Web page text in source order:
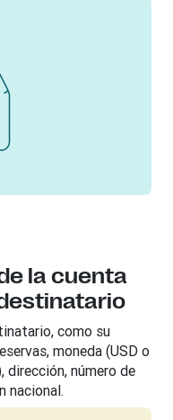
la cuenta
como su
moneda (USD o
dirección, número de
nacional.